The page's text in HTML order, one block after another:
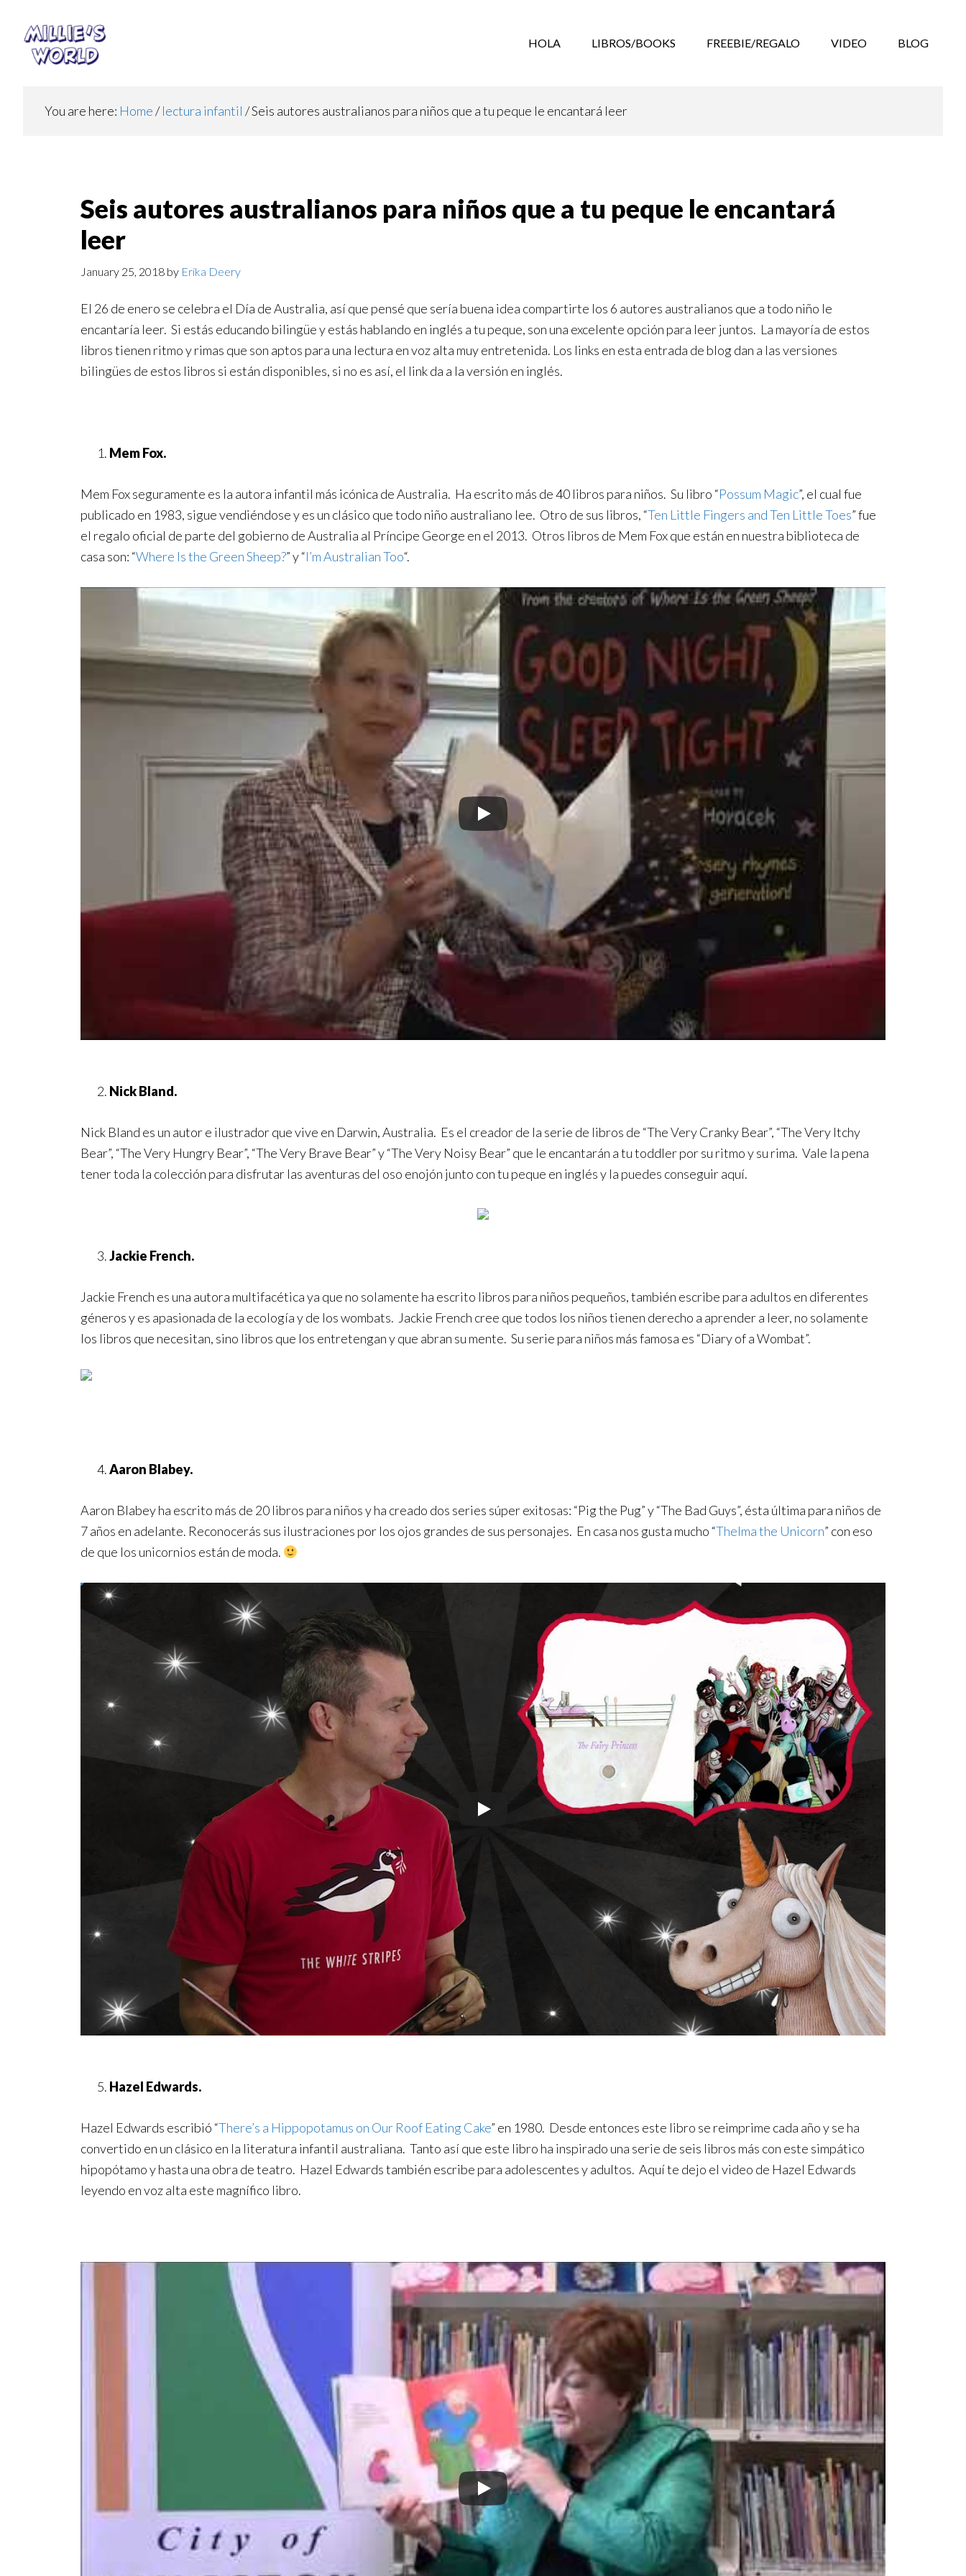
footer
HOLA LIBROS/BOOKS FREEBIE/REGALO VIDEO BLOG
You are here: Home/ lectura infantil /Seis autores australianos para niños que a tu peque le encantará leer
Seis autores australianos para niños que a tu peque le encantará
leer
January 25, 2018 by Erika Deery
El 26 de enero se celebra el Día de Australia, así que pensé que sería buena idea compartirte los 6 autores australianos que a todo niño le
encantaría leer. Si estás educando bilingüe y estás hablando en inglés a tu peque, son una excelente opción para leer juntos. La mayoría de estos
libros tienen ritmo y rimas que son aptos para una lectura en voz alta muy entretenida. Los links en esta entrada de blog dan a las versiones
bilingües de estos libros si están disponibles, si no es así, el link da a la versión en inglés.
Mem Fox.
Mem Fox seguramente es la autora infantil más icónica de Australia. Ha escrito más de 40 libros para niños. Su libro “Possum Magic”, el cual fue
publicado en 1983, sigue vendiéndose y es un clásico que todo niño australiano lee. Otro de sus libros, “Ten Little Fingers and Ten Little Toes” fue
el regalo oficial de parte del gobierno de Australia al Príncipe George en el 2013. Otros libros de Mem Fox que están en nuestra biblioteca de
casa son: “Where Is the Green Sheep?” y “I’m Australian Too“.
Nick Bland.
Nick Bland es un autor e ilustrador que vive en Darwin, Australia. Es el creador de la serie de libros de “The Very Cranky Bear”, “The Very Itchy
Bear”, “The Very Hungry Bear”, “The Very Brave Bear” y “The Very Noisy Bear” que le encantarán a tu toddler por su ritmo y su rima. Vale la pena
tener toda la colección para disfrutar las aventuras del oso enojón junto con tu peque en inglés y la puedes conseguir aquí.
Jackie French.
Jackie French es una autora multifacética ya que no solamente ha escrito libros para niños pequeños, también escribe para adultos en diferentes
géneros y es apasionada de la ecología y de los wombats. Jackie French cree que todos los niños tienen derecho a aprender a leer, no solamente
los libros que necesitan, sino libros que los entretengan y que abran su mente. Su serie para niños más famosa es “Diary of a Wombat”.
Aaron Blabey.
Aaron Blabey ha escrito más de 20 libros para niños y ha creado dos series súper exitosas: “Pig the Pug” y “The Bad Guys”, ésta última para niños de
7 años en adelante. Reconocerás sus ilustraciones por los ojos grandes de sus personajes. En casa nos gusta mucho “Thelma the Unicorn” con eso
de que los unicornios están de moda.
Hazel Edwards.
Hazel Edwards escribió “There’s a Hippopotamus on Our Roof Eating Cake” en 1980. Desde entonces este libro se reimprime cada año y se ha
convertido en un clásico en la literatura infantil australiana. Tanto así que este libro ha inspirado una serie de seis libros más con este simpático
hipopótamo y hasta una obra de teatro. Hazel Edwards también escribe para adolescentes y adultos. Aquí te dejo el video de Hazel Edwards
leyendo en voz alta este magnífico libro.